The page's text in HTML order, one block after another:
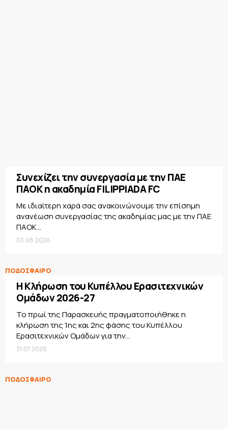
Συνεχίζει την συνεργασία με την ΠΑΕ
ΠΑΟΚ η ακαδημία FILIPPIADA FC
Με ιδιαίτερη χαρά σας ανακοινώνουμε την επίσημη
ανανέωση συνεργασίας της ακαδημίας μας με την ΠΑΕ
ΠΑΟΚ...
03.08.2026
ΠΟΔΟΣΦΑΙΡΟ
Η Κλήρωση του Κυπέλλου Ερασιτεχνικών
Ομάδων 2026-27
Το πρωί της Παρασκευής πραγματοποιήθηκε η
κλήρωση της 1ης και 2ης φάσης του Κυπέλλου
Ερασιτεχνικών Ομάδων για την...
31.07.2026
ΠΟΔΟΣΦΑΙΡΟ